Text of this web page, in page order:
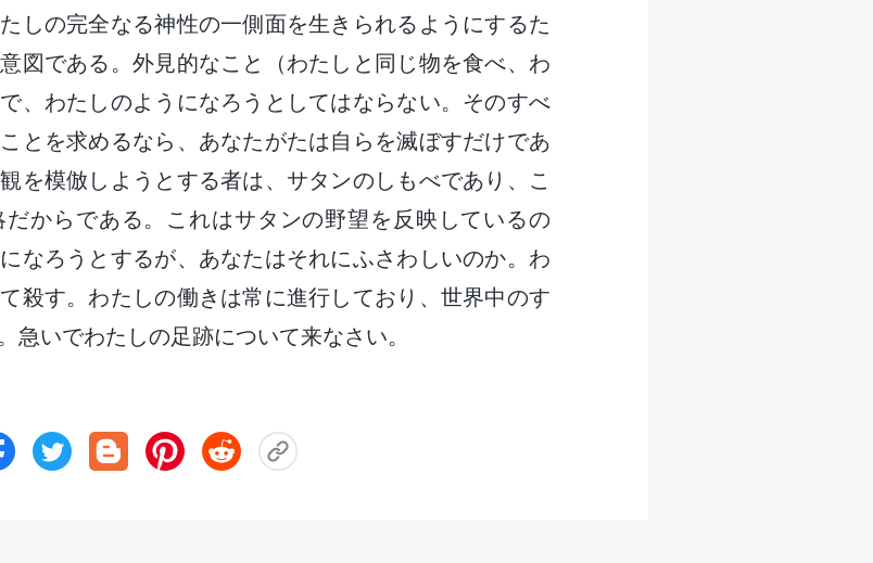
しの完全なる神性の一側面を生きられるようにするた
図である。外見的なこと（わたしと同じ物を食べ、わ
、わたしのようになろうとしてはならない。そのすべ
とを求めるなら、あなたがたは自らを滅ぼすだけであ
を模倣しようとする者は、サタンのしもべであり、こ
からである。これはサタンの野望を反映しているの
なろうとするが、あなたはそれにふさわしいのか。わ
殺す。わたしの働きは常に進行しており、世界中のす
急いでわたしの足跡について来なさい。